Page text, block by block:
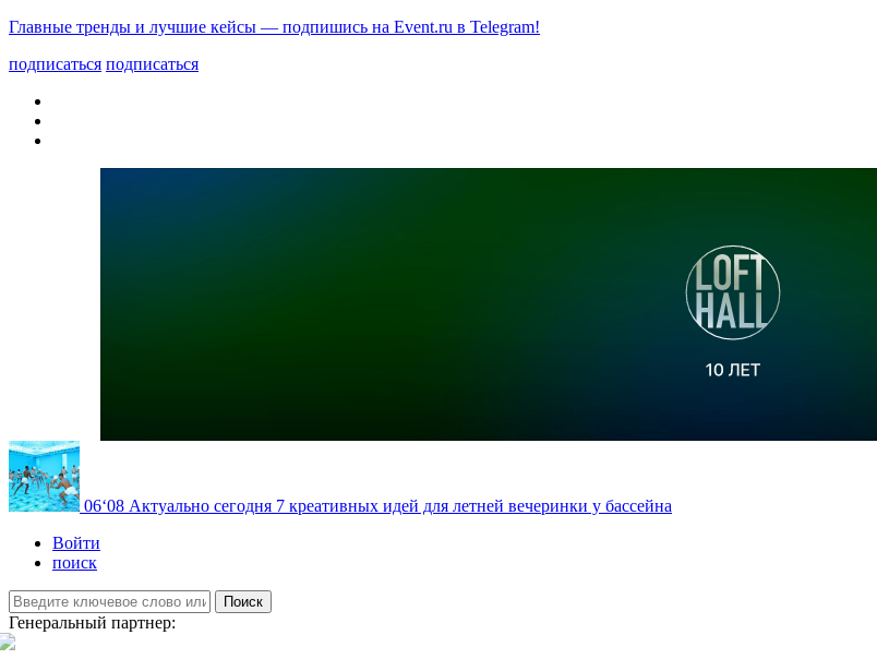
Главные тренды и лучшие кейсы — подпишись на Event.ru в Telegram!
подписаться подписаться
06‘08 Актуально сегодня 7 креативных идей для летней вечеринки у бассейна
Войти
поиск
Поиск
Генеральный партнер: